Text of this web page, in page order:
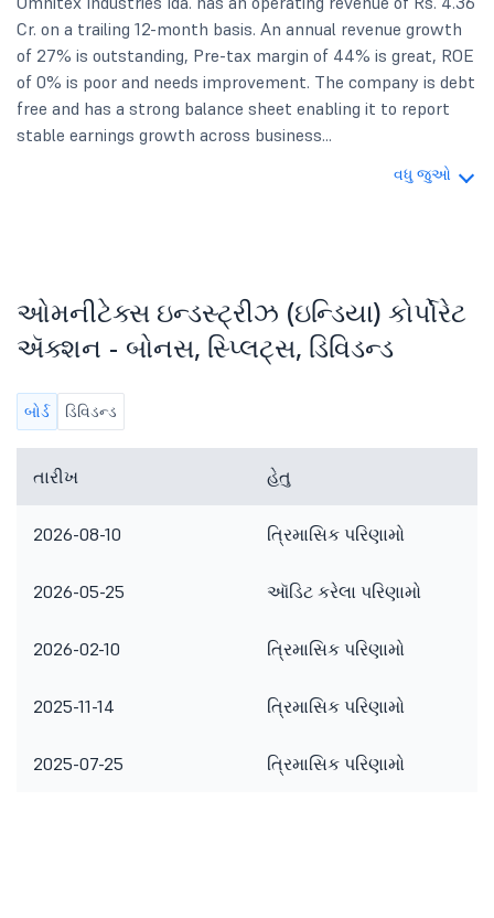
Cr. on a trailing 12-month basis. An annual revenue growth
of 27% is outstanding, Pre-tax margin of 44% is great, ROE
of 0% is poor and needs improvement. The company is debt
free and has a strong balance sheet enabling it to report
stable earnings growth across business...
વધુ જુઓ
ઓમનીટેક્સ ઇન્ડસ્ટ્રીઝ (ઇન્ડિયા) કોર્પોરેટ
ઍક્શન - બોનસ, સ્પ્લિટ્સ, ડિવિડન્ડ
બોર્ડ ડિવિડન્ડ
તારીખ હેતુ
2026-08-10 ત્રિમાસિક પરિણામો
2026-05-25 ઑડિટ કરેલા પરિણામો
2026-02-10 ત્રિમાસિક પરિણામો
2025-11-14 ત્રિમાસિક પરિણામો
2025-07-25 ત્રિમાસિક પરિણામો